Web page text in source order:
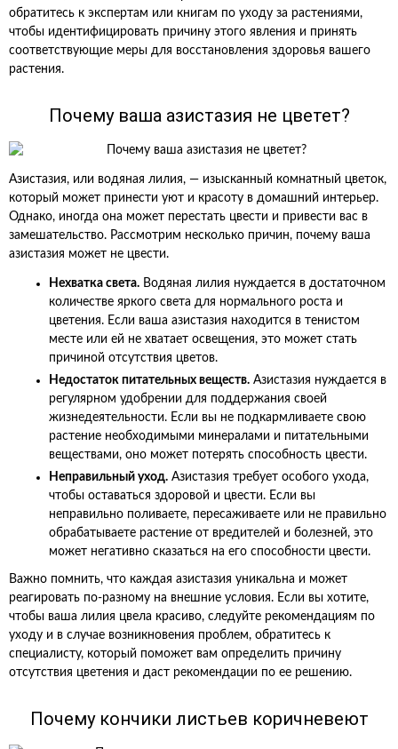
обратитесь к экспертам или книгам по уходу за растениями,
чтобы идентифицировать причину этого явления и принять
соответствующие меры для восстановления здоровья вашего
растения.
Почему ваша азистазия не цветет?
Азистазия, или водяная лилия, — изысканный комнатный цветок,
который может принести уют и красоту в домашний интерьер.
Однако, иногда она может перестать цвести и привести вас в
замешательство. Рассмотрим несколько причин, почему ваша
азистазия может не цвести.
Нехватка света. Водяная лилия нуждается в достаточном
количестве яркого света для нормального роста и
цветения. Если ваша азистазия находится в тенистом
месте или ей не хватает освещения, это может стать
причиной отсутствия цветов.
Недостаток питательных веществ. Азистазия нуждается в
регулярном удобрении для поддержания своей
жизнедеятельности. Если вы не подкармливаете свою
растение необходимыми минералами и питательными
веществами, оно может потерять способность цвести.
Неправильный уход. Азистазия требует особого ухода,
чтобы оставаться здоровой и цвести. Если вы
неправильно поливаете, пересаживаете или не правильно
обрабатываете растение от вредителей и болезней, это
может негативно сказаться на его способности цвести.
Важно помнить, что каждая азистазия уникальна и может
реагировать по-разному на внешние условия. Если вы хотите,
чтобы ваша лилия цвела красиво, следуйте рекомендациям по
уходу и в случае возникновения проблем, обратитесь к
специалисту, который поможет вам определить причину
отсутствия цветения и даст рекомендации по ее решению.
Почему кончики листьев коричневеют